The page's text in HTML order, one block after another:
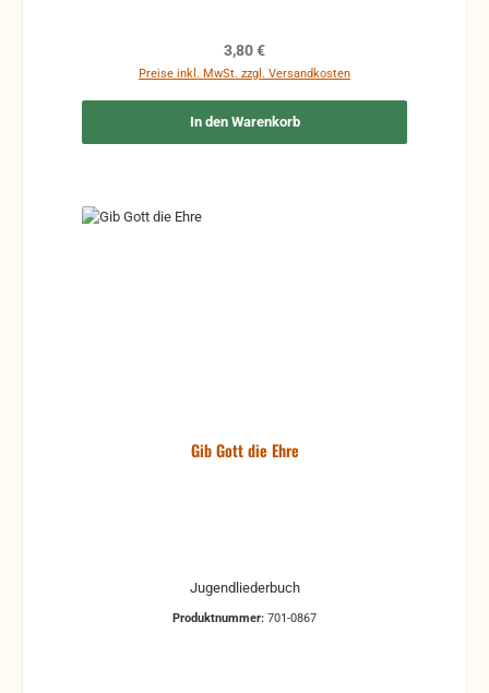
Regulärer Preis:
3,80 €
Preise inkl. MwSt. zzgl. Versandkosten
In den Warenkorb
Gib Gott die Ehre
Jugendliederbuch
Produktnummer: 701-0867